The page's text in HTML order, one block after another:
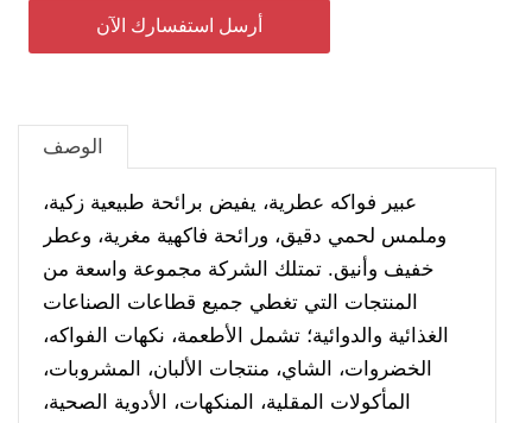
أرسل استفسارك الآن
الوصف
عبير فواكه عطرية، يفيض برائحة طبيعية زكية،
وملمس لحمي دقيق، ورائحة فاكهية مغرية، وعطر
خفيف وأنيق. تمتلك الشركة مجموعة واسعة من
المنتجات التي تغطي جميع قطاعات الصناعات
الغذائية والدوائية؛ تشمل الأطعمة، نكهات الفواكه،
الخضروات، الشاي، منتجات الألبان، المشروبات،
المأكولات المقلية، المنكهات، الأدوية الصحية،